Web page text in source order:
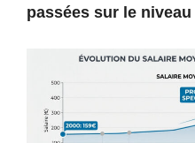
passées sur le